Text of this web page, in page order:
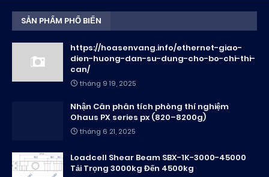
SẢN PHẨM PHỔ BIẾN
https://hoasenvang.info/ethernet-giao-
dien-huong-dan-su-dung-cho-bo-chi-thi-
can/
tháng 9 19, 2025
Nhận Cân phân tích phòng thí nghiệm
Ohaus PX series px (820–8200g)
tháng 6 21, 2025
Loadcell Shear Beam SBX-1K-3000-45000
Tải Trọng 3000kg Đến 4500kg